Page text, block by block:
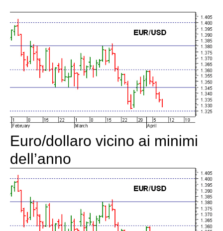
Euro/dollaro vicino ai minimi
dell’anno